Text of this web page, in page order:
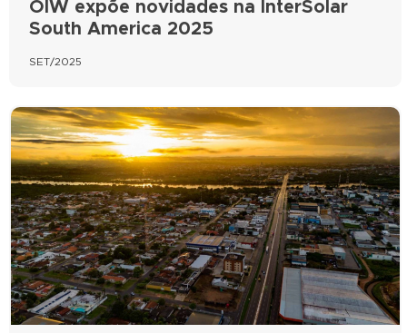
OIW expõe novidades na InterSolar
South America 2025
SET/2025